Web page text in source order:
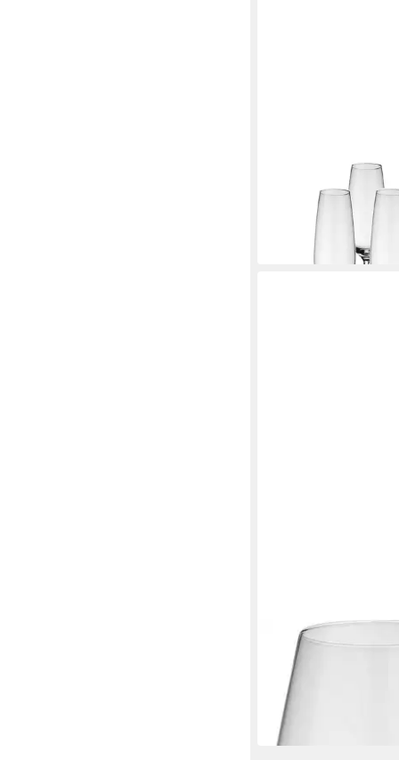
Sektglas Voice Basic
ml 4er Set
ab 31,63 €
in 2-3 Werktagen bei dir
VIVO VILLEROY & BOCH
GROUP
Weißweinglas Voice
32,45 €
-23%
in 1-2 Werktagen bei dir